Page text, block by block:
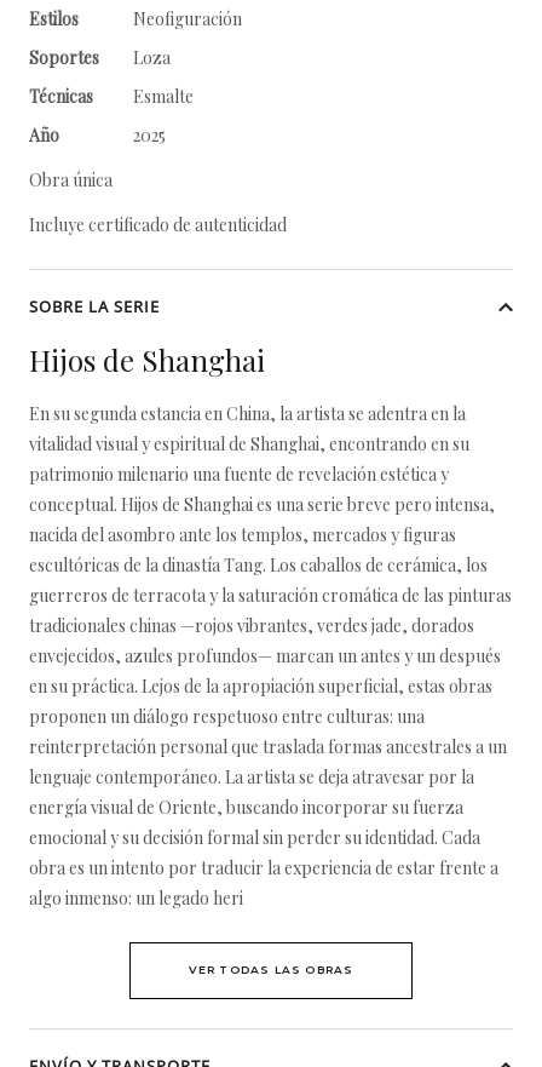
Estilos
Neofiguración
Soportes
Loza
Técnicas
Esmalte
Año
2025
Obra única
Incluye certificado de autenticidad
SOBRE LA SERIE
Hijos de Shanghai
En su segunda estancia en China, la artista se adentra en la
vitalidad visual y espiritual de Shanghai, encontrando en su
patrimonio milenario una fuente de revelación estética y
conceptual. Hijos de Shanghai es una serie breve pero intensa,
nacida del asombro ante los templos, mercados y figuras
escultóricas de la dinastía Tang. Los caballos de cerámica, los
guerreros de terracota y la saturación cromática de las pinturas
tradicionales chinas —rojos vibrantes, verdes jade, dorados
envejecidos, azules profundos— marcan un antes y un después
en su práctica. Lejos de la apropiación superficial, estas obras
proponen un diálogo respetuoso entre culturas: una
reinterpretación personal que traslada formas ancestrales a un
lenguaje contemporáneo. La artista se deja atravesar por la
energía visual de Oriente, buscando incorporar su fuerza
emocional y su decisión formal sin perder su identidad. Cada
obra es un intento por traducir la experiencia de estar frente a
algo inmenso: un legado heri
VER TODAS LAS OBRAS